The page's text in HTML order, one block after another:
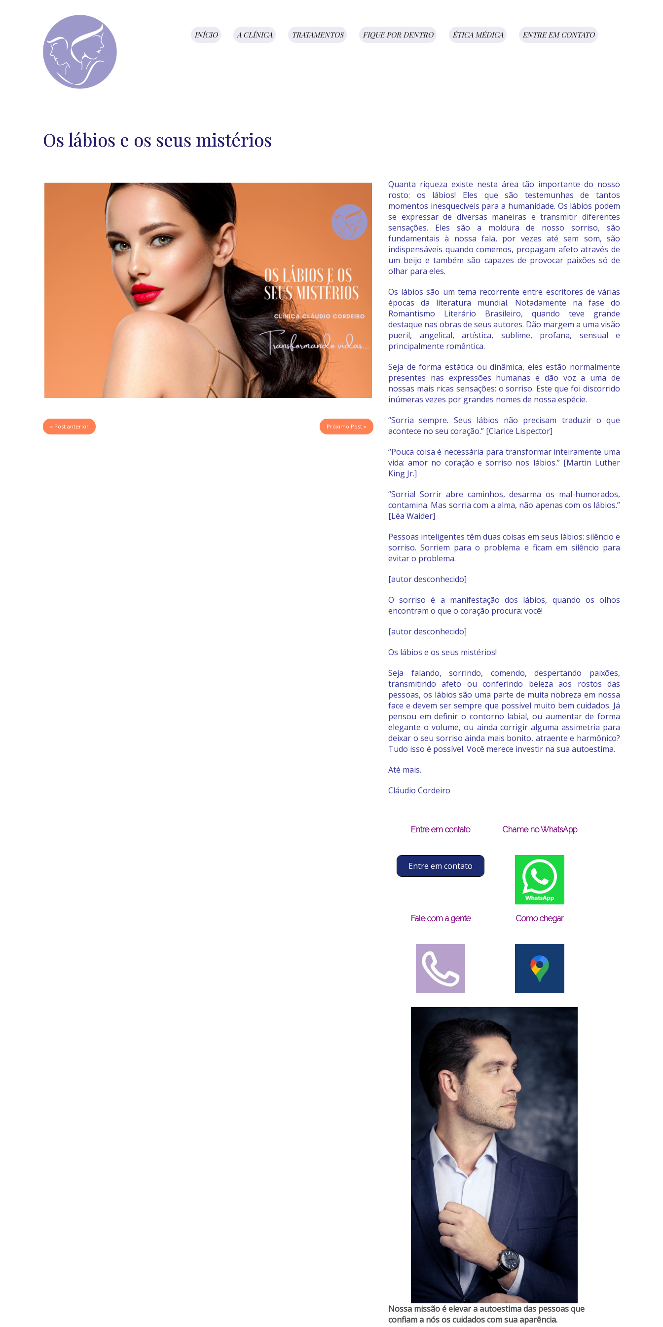
INÍCIO A CLÍNICA TRATAMENTOS FIQUE POR DENTRO ÉTICA MÉDICA ENTRE EM CONTATO
Os lábios e os seus mistérios
« Post anterior Próximo Post »
Quanta riqueza existe nesta área tão importante do nosso
rosto: os lábios! Eles que são testemunhas de tantos
momentos inesquecíveis para a humanidade. Os lábios podem
se expressar de diversas maneiras e transmitir diferentes
sensações. Eles são a moldura de nosso sorriso, são
fundamentais à nossa fala, por vezes até sem som, são
indispensáveis quando comemos, propagam afeto através de
um beijo e também são capazes de provocar paixões só de
olhar para eles.
Os lábios são um tema recorrente entre escritores de várias
épocas da literatura mundial. Notadamente na fase do
Romantismo Literário Brasileiro, quando teve grande
destaque nas obras de seus autores. Dão margem a uma visão
pueril, angelical, artística, sublime, profana, sensual e
principalmente romântica.
Seja de forma estática ou dinâmica, eles estão normalmente
presentes nas expressões humanas e dão voz a uma de
nossas mais ricas sensações: o sorriso. Este que foi discorrido
inúmeras vezes por grandes nomes de nossa espécie.
“Sorria sempre. Seus lábios não precisam traduzir o que
acontece no seu coração.” [Clarice Lispector]
“Pouca coisa é necessária para transformar inteiramente uma
vida: amor no coração e sorriso nos lábios.” [Martin Luther
King Jr.]
“Sorria! Sorrir abre caminhos, desarma os mal-humorados,
contamina. Mas sorria com a alma, não apenas com os lábios.”
[Léa Waider]
Pessoas inteligentes têm duas coisas em seus lábios: silêncio e
sorriso. Sorriem para o problema e ficam em silêncio para
evitar o problema.
[autor desconhecido]
O sorriso é a manifestação dos lábios, quando os olhos
encontram o que o coração procura: você!
[autor desconhecido]
Os lábios e os seus mistérios!
Seja falando, sorrindo, comendo, despertando paixões,
transmitindo afeto ou conferindo beleza aos rostos das
pessoas, os lábios são uma parte de muita nobreza em nossa
face e devem ser sempre que possível muito bem cuidados. Já
pensou em definir o contorno labial, ou aumentar de forma
elegante o volume, ou ainda corrigir alguma assimetria para
deixar o seu sorriso ainda mais bonito, atraente e harmônico?
Tudo isso é possível. Você merece investir na sua autoestima.
Até mais.
Cláudio Cordeiro
Entre em contato
Entre em contato
Chame no WhatsApp
Fale com a gente Como chegar
Nossa missão é elevar a autoestima das pessoas que
confiam a nós os cuidados com sua aparência.